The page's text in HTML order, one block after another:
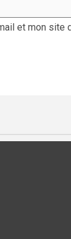
et mon site